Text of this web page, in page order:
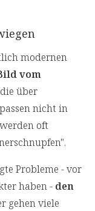
modernen
vom
über
nicht in
oft
Probleme - vor
haben - den
gehen viele